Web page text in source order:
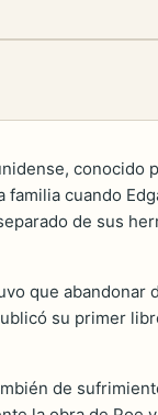
conocido
cuando
de sus
que
su primer
de